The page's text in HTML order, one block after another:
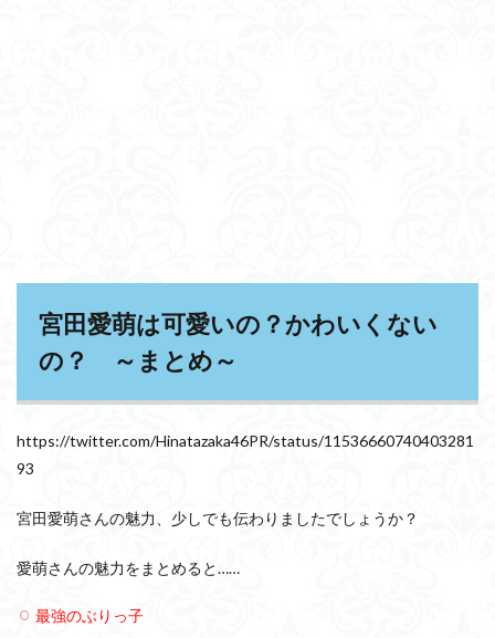
宮田愛萌は可愛いの？かわいくない
の？ ～まとめ～
https://twitter.com/Hinatazaka46PR/status/11536660740403281
93
宮田愛萌さんの魅力、少しでも伝わりましたでしょうか？
愛萌さんの魅力をまとめると……
最強のぶりっ子